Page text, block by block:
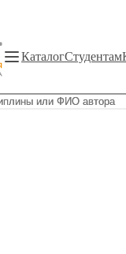
КаталогСтудентам